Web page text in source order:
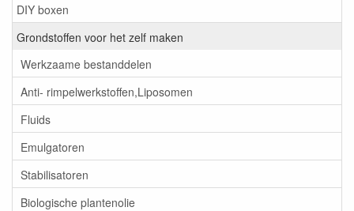
DIY boxen
Grondstoffen voor het zelf maken
Werkzaame bestanddelen
Anti- rimpelwerkstoffen,Liposomen
Fluids
Emulgatoren
Stabilisatoren
Biologische plantenolie